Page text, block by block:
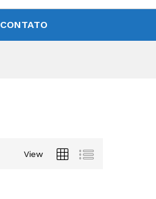
CONTATO
View